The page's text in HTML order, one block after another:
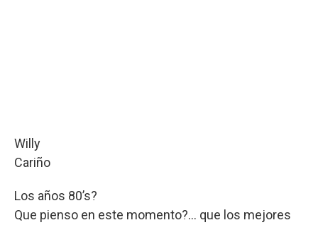
Willy
Cariño
Los años 80’s?
Que pienso en este momento?... que los mejores